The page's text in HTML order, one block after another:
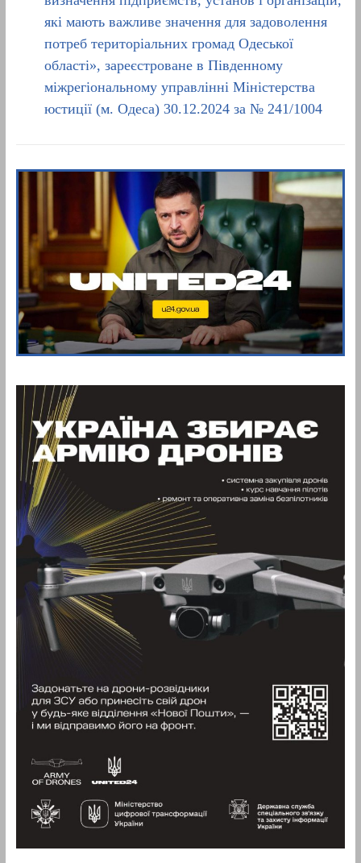
які мають важливе значення для задоволення
потреб територіальних громад Одеської
області», зареєстроване в Південному
міжрегіональному управлінні Міністерства
юстиції (м. Одеса) 30.12.2024 за № 241/1004